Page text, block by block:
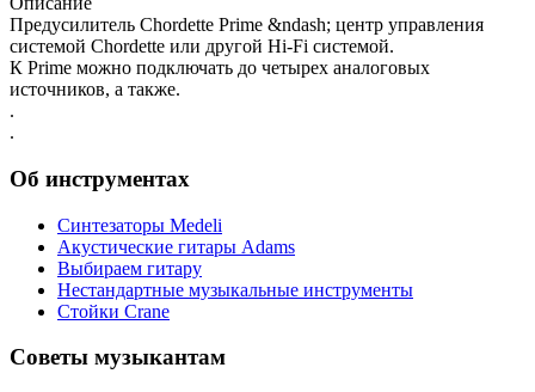
Предусилитель Chordette Prime &ndash; центр управления
системой Chordette или другой Hi-Fi системой.
К Prime можно подключать до четырех аналоговых
источников, а также.
.
.
Об инструментах
Синтезаторы Мedeli
Акустические гитары Adams
Выбираем гитару
Нестандартные музыкальные инструменты
Стойки Crane
Советы музыкантам